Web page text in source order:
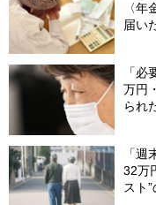
〈
届い
「
万円
られ
「
32万
スト